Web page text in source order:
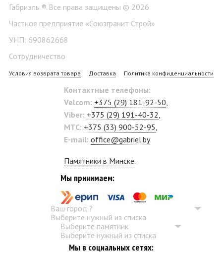
Габриэль ® Все права защищены © 2026
Частное предприятие «Союзгранит Строй»
УНП: 690862668
Сотрудничество
Условия возврата товара Доставка Политика конфиденциальности
Контактные телефоны:
Velcom: +375 (29) 181-92-50
Viber: +375 (29) 191-40-32
MTC: +375 (33) 900-52-95
E-mail: office@gabriel.by
Памятники в Минске.
Мы принимаем:
Ваш город ?
Выберите нужный из списка
Выберите памятник
Выберите нужный из списка
Мы в социальных сетях: